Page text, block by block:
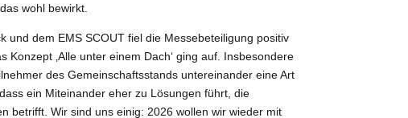
wohl bewirkt.
und dem EMS SCOUT fiel die Messebeteiligung positiv
Konzept ‚Alle unter einem Dach‘ ging auf. Insbesondere
des Gemeinschaftsstands untereinander eine Art
ein Miteinander eher zu Lösungen führt, die
betrifft. Wir sind uns einig: 2026 wollen wir wieder mit